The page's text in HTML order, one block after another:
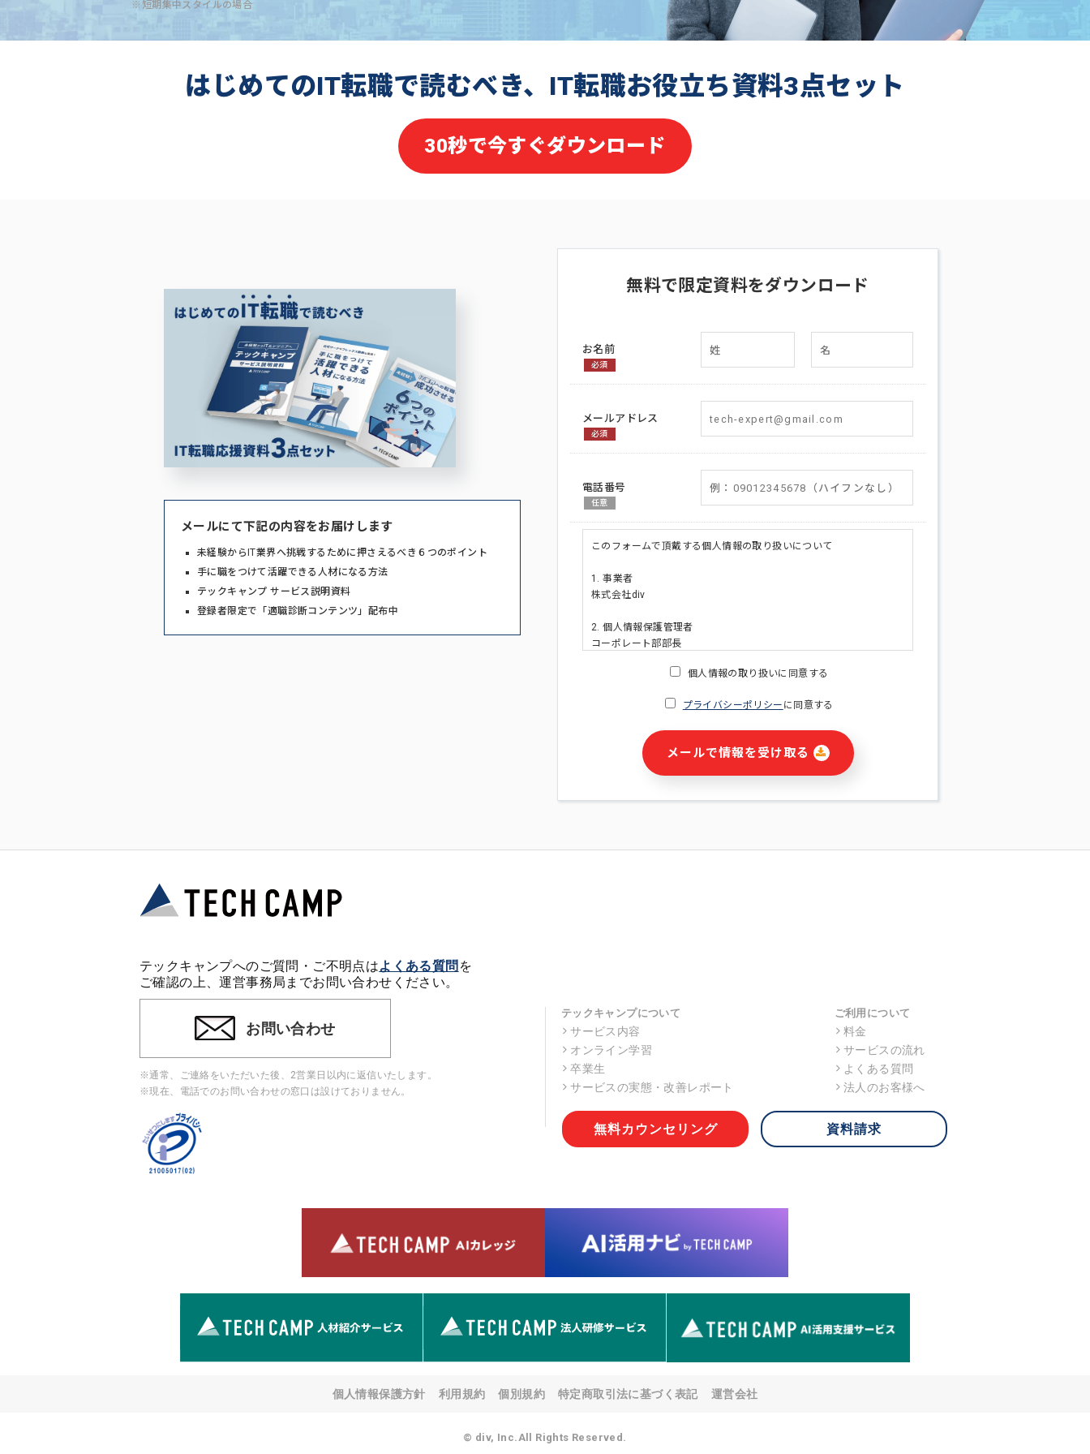
※短期集中スタイルの場合
はじめてのIT転職で読むべき、IT転職お役立ち資料3点セット
30秒で今すぐダウンロード
メールにて下記の内容をお届けします
未経験からIT業界へ挑戦するために押さえるべき６つのポイント
手に職をつけて活躍できる人材になる方法
テックキャンプ サービス説明資料
登録者限定で「適職診断コンテンツ」配布中
無料で限定資料をダウンロード
お名前
必須
メールアドレス
必須
電話番号
任意
このフォームで頂戴する個人情報の取り扱いについて
1. 事業者
株式会社div
2. 個人情報保護管理者
コーポレート部部長
・ご請求された資料の送付のため
・本サービス及び本サービスに関連する情報(当社及び第三者のサー
ビス又は商品等の広告配信・宣伝を含みますが、それらに限定されま
せん)の提供又はそれらに関する連絡のため
5. 個人情報取扱いの委託
当社は事業運営上、前項利用目的の範囲に限って個人情報を外部に委
託することがあります。この場合、個人情報保護水準の高い委託先を
選定し、個人情報の適正管理・機密保持についての契約を交わし、適
6. 個人情報の開示等の請求 ご本人様は、当社に対してご自身の個人
情報の開示等(利用目的の通知、開示、内容の訂正・追加・削除、利
す。ただし、申請が本人確認が不可能な場合や、個人情報保護法の定
す。 なお、アクセスログなどの個人情報以外の情報については、原則
【お問合せ窓口】
株式会社div 個人情報問合せ窓口
〒107-0052 東京都港区赤坂8-4-14 青山タワープレイス6階
メールアドレス:privacy_policy@di-v.co.jp
ご本人様が当社に個人情報を提供されるかどうかは任意によるもので
個人情報の取り扱いに同意する
プライバシーポリシー に同意する
メールで情報を受け取る
テックキャンプへのご質問・ご不明点はよくある質問 を
ご確認の上、運営事務局までお問い合わせください。
お問い合わせ
※通常、ご連絡をいただいた後、2営業日以内に返信いたします。
※現在、電話でのお問い合わせの窓口は設けておりません。
テックキャンプについて
サービス内容
オンライン学習
卒業生
サービスの実態・改善レポート
ご利用について
料金
サービスの流れ
よくある質問
法人のお客様へ
無料カウンセリング 資料請求
個人情報保護方針 利用規約 個別規約 特定商取引法に基づく表記 運営会社
© div, Inc.All Rights Reserved.